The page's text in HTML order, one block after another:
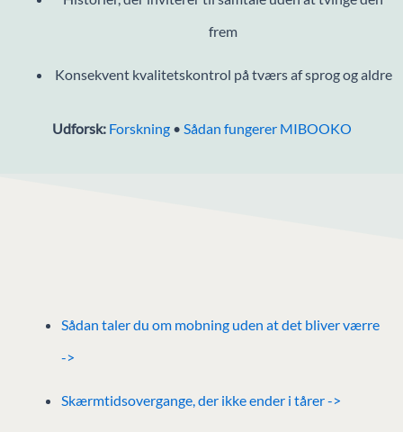
frem
Konsekvent kvalitetskontrol på tværs af sprog og aldre
Udforsk: Forskning• Sådan fungerer MIBOOKO
Sådan taler du om mobning uden at det bliver værre
->
Skærmtidsovergange, der ikke ender i tårer ->